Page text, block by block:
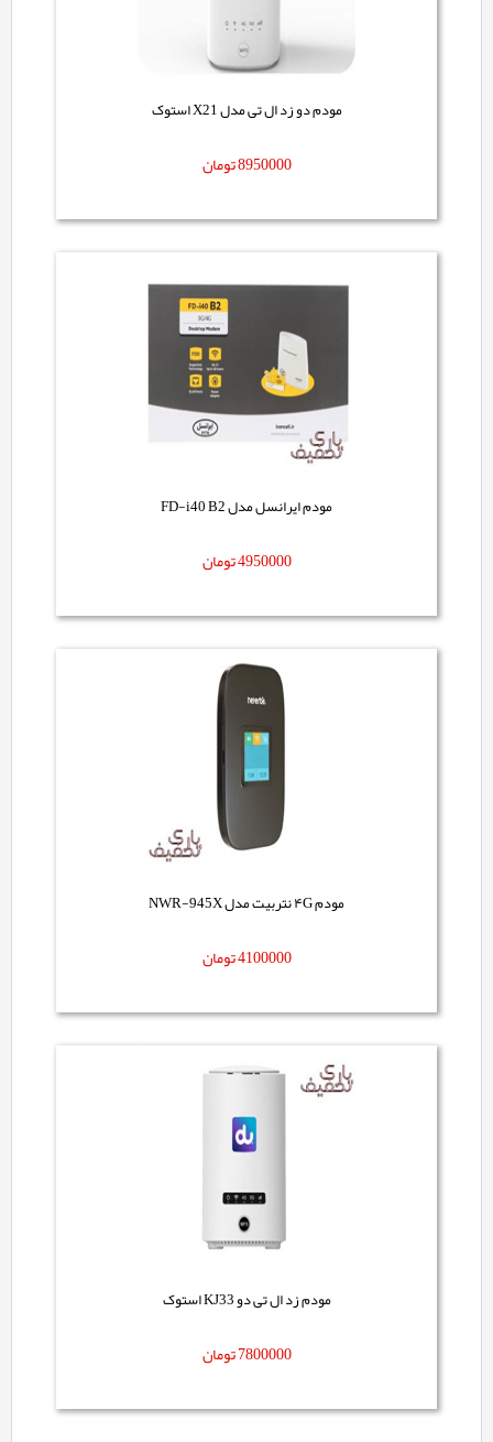
مودم دو زد ال تی مدل X21 استوک
8950000تومان
مودم ایرانسل مدل FD-i40 B2
4950000تومان
مودم ۴G نتربیت مدل NWR-945X
4100000تومان
مودم زد ال تی دو KJ33 استوک
7800000تومان